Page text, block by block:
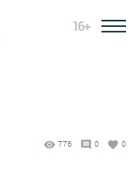
16+
776 0 0